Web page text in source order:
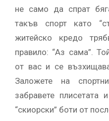
не само да спрат
такъв спорт като
житейско кредо
правило: “Аз сама”.
от вас и се
Заложете на
забравете плисетата
“скиорски” боти от